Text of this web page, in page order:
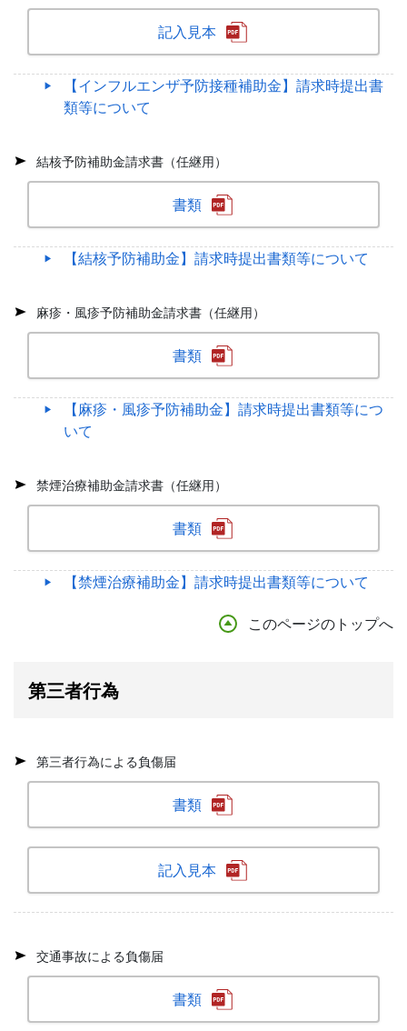
記入見本
【インフルエンザ予防接種補助金】請求時提出書
類等について
結核予防補助金請求書（任継用）
書類
【結核予防補助金】請求時提出書類等について
麻疹・風疹予防補助金請求書（任継用）
書類
【麻疹・風疹予防補助金】請求時提出書類等につ
いて
禁煙治療補助金請求書（任継用）
書類
【禁煙治療補助金】請求時提出書類等について
このページのトップへ
第三者行為
第三者行為による負傷届
書類
記入見本
交通事故による負傷届
書類